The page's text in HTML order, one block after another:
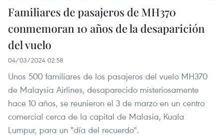
Familiares de pasajeros de MH370
conmemoran 10 años de la desaparición
del vuelo
04/03/2024 02:58
Unos 500 familiares de los pasajeros del vuelo MH370
de Malaysia Airlines, desaparecido misteriosamente
hace 10 años, se reunieron el 3 de marzo en un centro
comercial cerca de la capital de Malasia, Kuala
Lumpur, para un "día del recuerdo".